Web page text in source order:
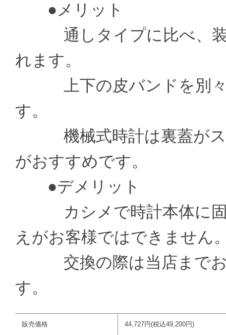
●メリット
通しタイプに比べ、装
れます。
上下の皮バンドを別々
す。
機械式時計は裏蓋がス
がおすすめです。
●デメリット
カシメで時計本体に固
えがお客様ではできません
交換の際は当店までお
す。
販売価格 44,727円(税込49,200円)